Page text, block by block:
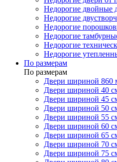
Недорогие двойные
Недорогие
Недорогие
Недорогие
Недорогие
Недорогие
По размерам
По размерам
Двери шириной 860
Двери шириной 40
Двери шириной 45
Двери шириной 50
Двери шириной 55
Двери шириной 60
Двери шириной 65
Двери шириной 70
Двери шириной 75